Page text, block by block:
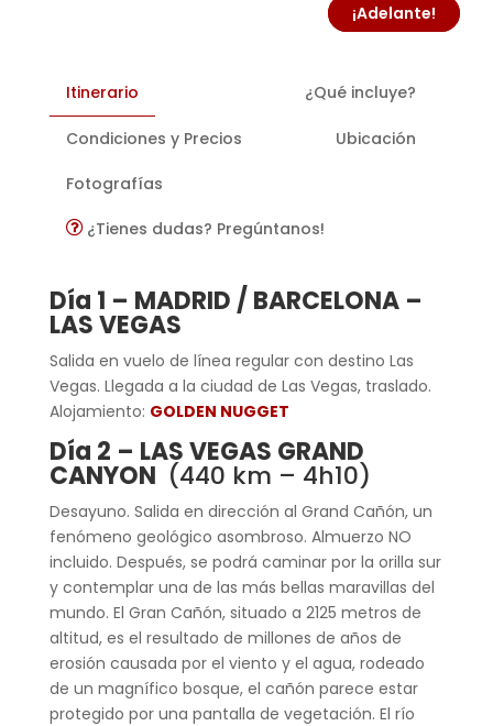
¡Adelante!
Itinerario ¿Qué incluye?
Condiciones y Precios Ubicación
Fotografías
¿Tienes dudas? Pregúntanos!
Día 1 – MADRID / BARCELONA –
LAS VEGAS
Salida en vuelo de línea regular con destino Las
Vegas. Llegada a la ciudad de Las Vegas, traslado.
Alojamiento: GOLDEN NUGGET
Día 2 – LAS VEGAS GRAND
CANYON (440 km – 4h10)
Desayuno. Salida en dirección al Grand Cañón, un
fenómeno geológico asombroso. Almuerzo NO
incluido. Después, se podrá caminar por la orilla sur
y contemplar una de las más bellas maravillas del
mundo. El Gran Cañón, situado a 2125 metros de
altitud, es el resultado de millones de años de
erosión causada por el viento y el agua, rodeado
de un magnífico bosque, el cañón parece estar
protegido por una pantalla de vegetación. El río